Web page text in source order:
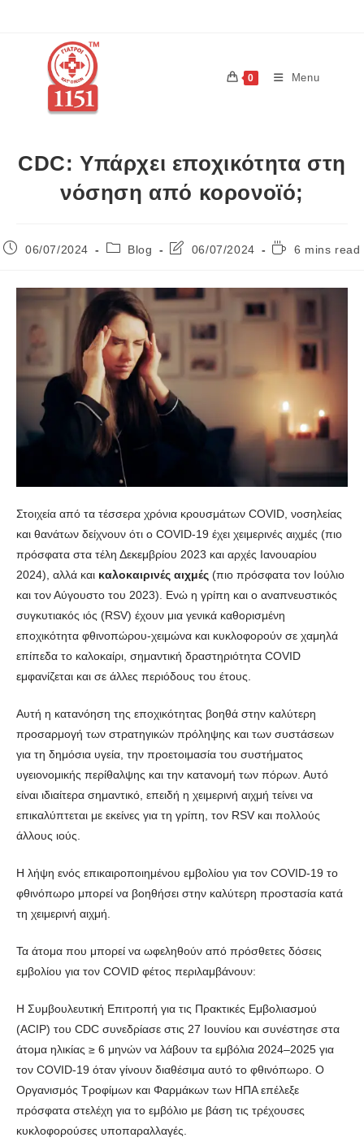
0 Menu
CDC: Υπάρχει εποχικότητα στη
νόσηση από κορoνοϊό;
06/07/2024 Blog 06/07/2024 6 mins read
Στοιχεία από τα τέσσερα χρόνια κρουσμάτων COVID, νοσηλείας
και θανάτων δείχνουν ότι o COVID-19 έχει χειμερινές αιχμές (πιο
πρόσφατα στα τέλη Δεκεμβρίου 2023 και αρχές Ιανουαρίου
2024), αλλά και καλοκαιρινές αιχμές (πιο πρόσφατα τον Ιούλιο
και τον Αύγουστο του 2023). Ενώ η γρίπη και ο αναπνευστικός
συγκυτιακός ιός (RSV) έχουν μια γενικά καθορισμένη
εποχικότητα φθινοπώρου-χειμώνα και κυκλοφορούν σε χαμηλά
επίπεδα το καλοκαίρι, σημαντική δραστηριότητα COVID
εμφανίζεται και σε άλλες περιόδους του έτους.
Αυτή η κατανόηση της εποχικότητας βοηθά στην καλύτερη
προσαρμογή των στρατηγικών πρόληψης και των συστάσεων
για τη δημόσια υγεία, την προετοιμασία του συστήματος
υγειονομικής περίθαλψης και την κατανομή των πόρων. Αυτό
είναι ιδιαίτερα σημαντικό, επειδή η χειμερινή αιχμή τείνει να
επικαλύπτεται με εκείνες για τη γρίπη, τον RSV και πολλούς
άλλους ιούς.
Η λήψη ενός επικαιροποιημένου εμβολίου για τον COVID-19 το
φθινόπωρο μπορεί να βοηθήσει στην καλύτερη προστασία κατά
τη χειμερινή αιχμή.
Τα άτομα που μπορεί να ωφεληθούν από πρόσθετες δόσεις
εμβολίου για τον COVID φέτος περιλαμβάνουν:
Η Συμβουλευτική Επιτροπή για τις Πρακτικές Εμβολιασμού
(ACIP) του CDC συνεδρίασε στις 27 Ιουνίου και συνέστησε στα
άτομα ηλικίας ≥ 6 μηνών να λάβουν τα εμβόλια 2024–2025 για
τον COVID-19 όταν γίνουν διαθέσιμα αυτό το φθινόπωρο. Ο
Οργανισμός Τροφίμων και Φαρμάκων των ΗΠΑ επέλεξε
πρόσφατα στελέχη για το εμβόλιο με βάση τις τρέχουσες
κυκλοφορούσες υποπαραλλαγές.